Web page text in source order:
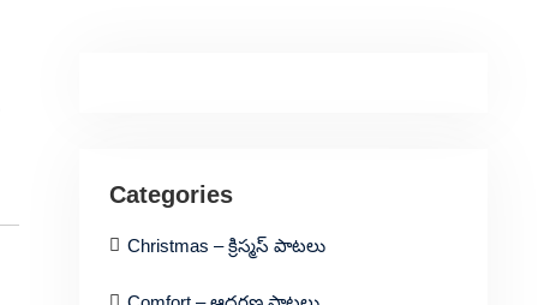
Categories
Christmas – క్రిస్మస్ పాటలు